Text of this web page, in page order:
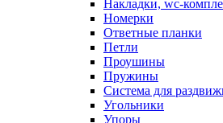
Накладки, wc-
Номерки
Ответные планки
Петли
Проушины
Пружины
Система для
Угольники
Упоры